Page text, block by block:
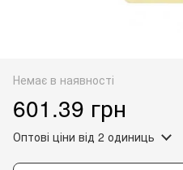
Немає в наявності
601.39 грн
Оптові ціни від 2 одиниць